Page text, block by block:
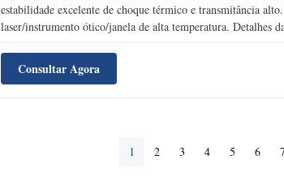
estabilidade excelente de choque térmico e transmitância
laser/instrumento ótico/janela de alta temperatura. Detalhes
Consultar Agora
1 2 3 4 5 6